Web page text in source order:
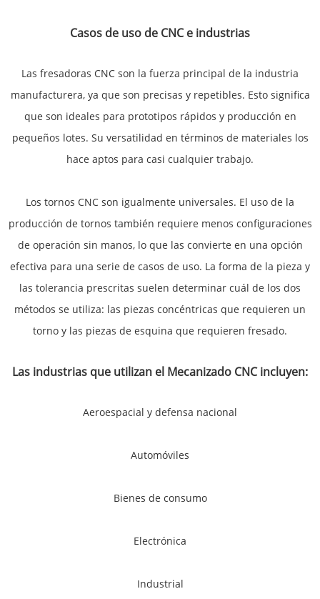
Casos de uso de CNC e industrias
Las fresadoras CNC son la fuerza principal de la industria
manufacturera, ya que son precisas y repetibles. Esto significa
que son ideales para prototipos rápidos y producción en
pequeños lotes. Su versatilidad en términos de materiales los
hace aptos para casi cualquier trabajo.
Los tornos CNC son igualmente universales. El uso de la
producción de tornos también requiere menos configuraciones
de operación sin manos, lo que las convierte en una opción
efectiva para una serie de casos de uso. La forma de la pieza y
las tolerancia prescritas suelen determinar cuál de los dos
métodos se utiliza: las piezas concéntricas que requieren un
torno y las piezas de esquina que requieren fresado.
Las industrias que utilizan el Mecanizado CNC incluyen:
Aeroespacial y defensa nacional
Automóviles
Bienes de consumo
Electrónica
Industrial